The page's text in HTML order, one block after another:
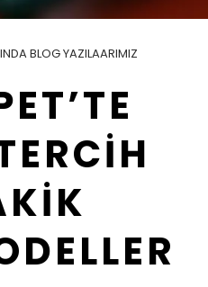
BLOG YAZILAARIMIZ